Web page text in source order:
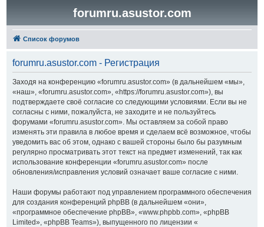
forumru.asustor.com
Список форумов
forumru.asustor.com - Регистрация
Заходя на конференцию «forumru.asustor.com» (в дальнейшем «мы»,
«наш», «forumru.asustor.com», «https://forumru.asustor.com»), вы
подтверждаете своё согласие со следующими условиями. Если вы не
согласны с ними, пожалуйста, не заходите и не пользуйтесь
форумами «forumru.asustor.com». Мы оставляем за собой право
изменять эти правила в любое время и сделаем всё возможное, чтобы
уведомить вас об этом, однако с вашей стороны было бы разумным
регулярно просматривать этот текст на предмет изменений, так как
использование конференции «forumru.asustor.com» после
обновления/исправления условий означает ваше согласие с ними.
Наши форумы работают под управлением программного обеспечения
для создания конференций phpBB (в дальнейшем «они»,
«программное обеспечение phpBB», «www.phpbb.com», «phpBB
Limited», «phpBB Teams»), выпущенного по лицензии «